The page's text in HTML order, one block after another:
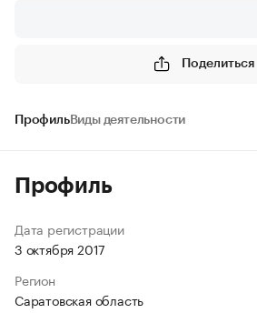
Поделиться
ПрофильВиды деятельности
Профиль
Дата регистрации
3 октября 2017
Регион
Саратовская область